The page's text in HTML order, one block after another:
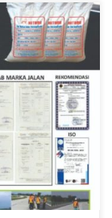
Marka Jalan
TKDN E Katalog
jalan
lebih tertib.
provinsi, […]